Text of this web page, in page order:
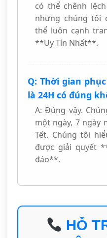
có thể chênh
nhưng chúng tôi
thể luôn cạnh
**Uy Tín Nhất**.
Q: Thời gian
là 24H có đúng
A: Đúng vậy.
một ngày, 7 ngày
Tết. Chúng tôi
được giải quyết
đáo**.
HỖ